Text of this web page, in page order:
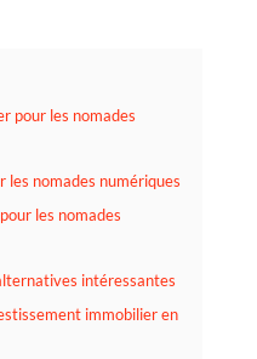
pour les nomades
les nomades numériques
les nomades
intéressantes
immobilier en